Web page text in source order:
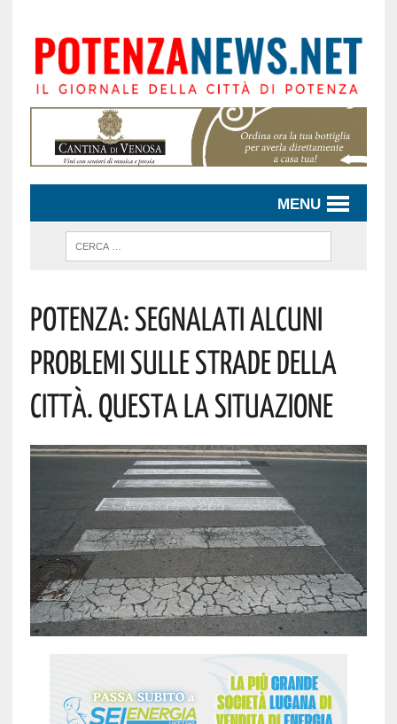
MENU
POTENZA: SEGNALATI ALCUNI
PROBLEMI SULLE STRADE DELLA
CITTÀ. QUESTA LA SITUAZIONE